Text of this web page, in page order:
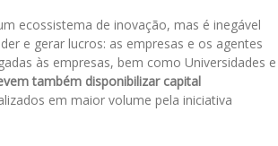
ecossistema de inovação, mas é inegável
e gerar lucros: as empresas e os agentes
às empresas, bem como Universidades e
também disponibilizar capital
em maior volume pela iniciativa